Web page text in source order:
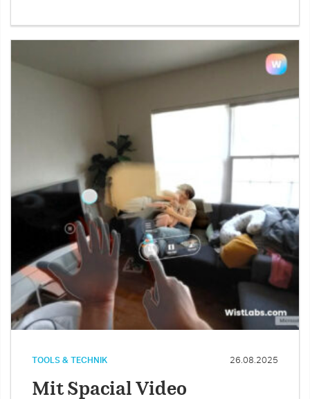
TOOLS & TECHNIK 26.08.2025
Mit Spacial Video